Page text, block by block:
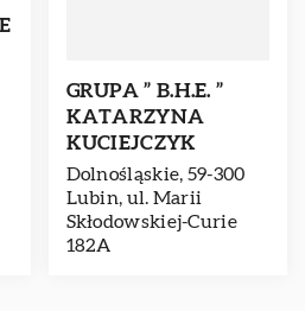
GRUPA ” B.H.E. ”
KATARZYNA
KUCIEJCZYK
Dolnośląskie, 59-300
Lubin, ul. Marii
Skłodowskiej-Curie
182A